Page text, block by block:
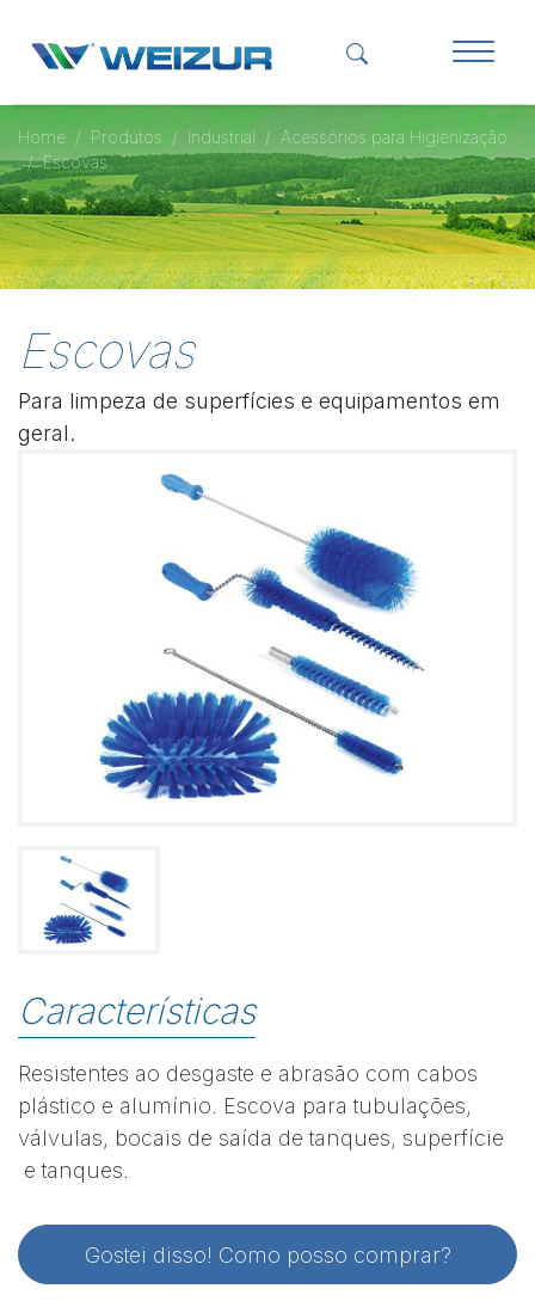
Home Produtos Industrial
Acessórios para Higienização
Escovas
Escovas
Para limpeza de superfícies e equipamentos em
geral.
Características
Resistentes ao desgaste e abrasão com cabos
plástico e alumínio. Escova para tubulações,
válvulas, bocais de saída de tanques, superfície
e tanques.
Gostei disso! Como posso comprar?